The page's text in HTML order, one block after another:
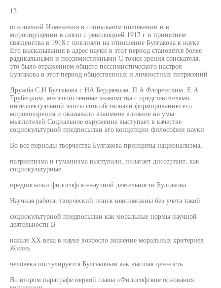
12
отношений Изменения в социальном положении и в
мироощущении в связи с революцией 1917 г и принятием
священства в 1918 г повлияли на отношение Булгакова к науке
Его высказывания в адрес науки в этот период становятся более
радикальными и пессимистичными С точки зрения соискателя,
это было отражением общего пессимистического настроя
Булгакова в этот период общественных и личностных потрясений
Дружба С.Н Булгакова с НА Бердяевым, П А Флоренским, Е А
Трубецким, многочисленные знакомства с представителями
интеллектуальной элиты способствовали формированию его
мировоззрения и оказывали взаимное влияние на умы
мыслителей Социальное окружение выступает в качестве
социокультурной предпосылки его концепции философии науки
Во все периоды творчества Булгакова принципы национализма,
патриотизма и гуманизма выступали, полагает диссертант, как
социокультурные
предпосылки философско-научной деятельности Булгакова
Научная работа, творческий поиск невозможны без учета такой
социокультурной предпосылки как моральные нормы научной
деятельности В
начале XX века в науке возросло значение моральных критериев
Жизнь
человека постулируется Булгаковым как высшая ценность
Во втором параграфе первой главы «Философские основания